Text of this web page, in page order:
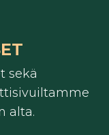
sekä
alta.